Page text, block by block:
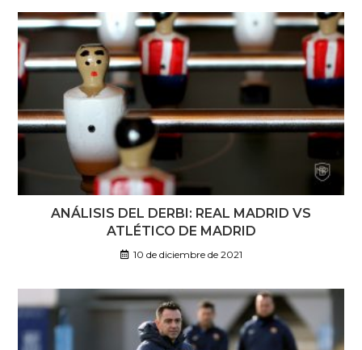
ANÁLISIS DEL DERBI: REAL MADRID VS
ATLÉTICO DE MADRID
10 de diciembre de 2021